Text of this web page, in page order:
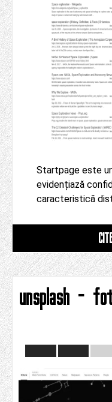
Startpage este
evidențiază
caracteristică
unsplash –